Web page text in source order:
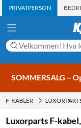
PRIVATPERSON
SOMMERSALG –
F-KABLER
Luxorparts F-